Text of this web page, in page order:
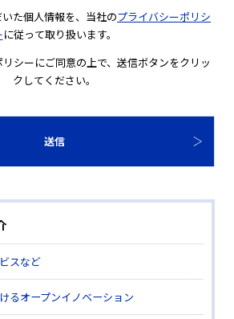
た個人情報を、当社のプライバシーポリシ
に従って取り扱います。
シーにご同意の上で、送信ボタンをクリッ
クしてください。
スなど
るオープンイノベーション